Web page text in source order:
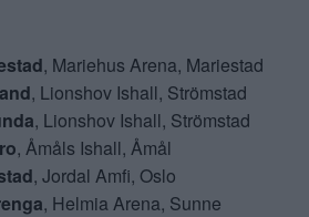
, Mariehus Arena, Mariestad
, Lionshov Ishall, Strömstad
, Lionshov Ishall, Strömstad
, Åmåls Ishall, Åmål
, Jordal Amfi, Oslo
, Helmia Arena, Sunne